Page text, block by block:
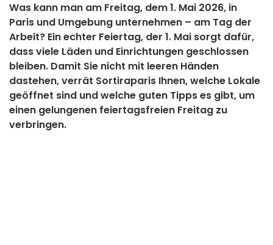
Was kann man am Freitag, dem 1. Mai 2026, in
Paris und Umgebung unternehmen – am Tag der
Arbeit? Ein echter Feiertag, der 1. Mai sorgt dafür,
dass viele Läden und Einrichtungen geschlossen
bleiben. Damit Sie nicht mit leeren Händen
dastehen, verrät Sortiraparis Ihnen, welche Lokale
geöffnet sind und welche guten Tipps es gibt, um
einen gelungenen feiertagsfreien Freitag zu
verbringen.